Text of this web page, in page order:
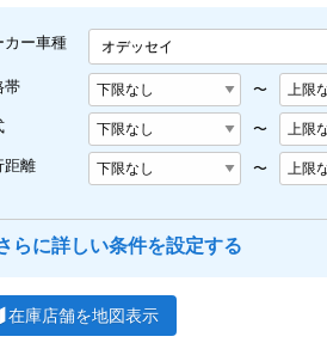
カー車種 オデッセイ
帯 〜
〜
距離 〜
らに詳しい条件を設定する
在庫店舗を地図表示